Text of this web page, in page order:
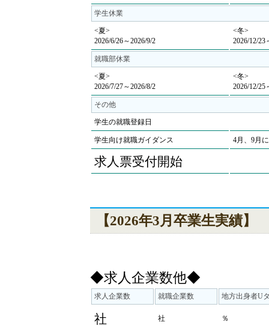
学生休業
<夏>
2026/6/26～2026/9/2
<冬>
2026/12/23
就職部休業
<夏>
2026/7/27～2026/8/2
<冬>
2026/12/25
その他
学生の就職登録日
学生向け就職ガイダンス 4月、9月
求人票受付開始
【2026年3月卒業生実績】
◆求人企業数他◆
求人企業数 就職企業数 地方出身者U
社 社 ％